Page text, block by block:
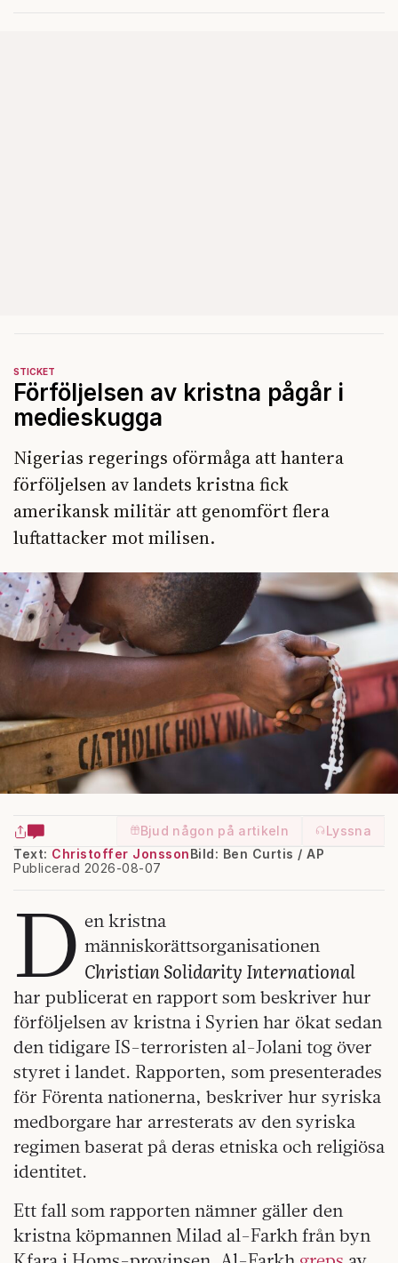
STICKET
Förföljelsen av kristna pågår i
medieskugga
Nigerias regerings oförmåga att hantera
förföljelsen av landets kristna fick
amerikansk militär att genomfört flera
luftattacker mot milisen.
Bjud någon på artikeln
Lyssna
Text: Christoffer Jonsson
Publicerad 2026-08-07
Bild: Ben Curtis / AP
D en kristna
människorättsorganisationen
Christian Solidarity International
har publicerat en rapport som beskriver hur
förföljelsen av kristna i Syrien har ökat sedan
den tidigare IS-terroristen al-Jolani tog över
styret i landet. Rapporten, som presenterades
för Förenta nationerna, beskriver hur syriska
medborgare har arresterats av den syriska
regimen baserat på deras etniska och religiösa
identitet.
Ett fall som rapporten nämner gäller den
kristna köpmannen Milad al-Farkh från byn